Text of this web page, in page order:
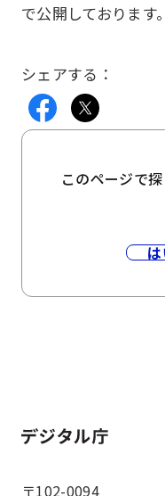
で公開しております。
シェアする：
このページで
ホーム
〒102-0094